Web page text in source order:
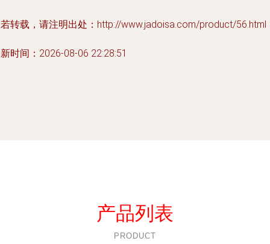
转载，请注明出处：http://www.jadoisa.com/product/56.html
时间：2026-08-06 22:28:51
产品列表
PRODUCT